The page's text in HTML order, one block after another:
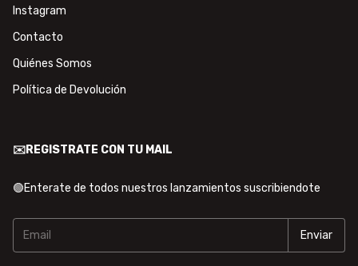
Instagram
Contacto
Quiénes Somos
Política de Devolución
✉️REGISTRATE CON TU MAIL
🟢Enterate de todos nuestros lanzamientos suscribiendote